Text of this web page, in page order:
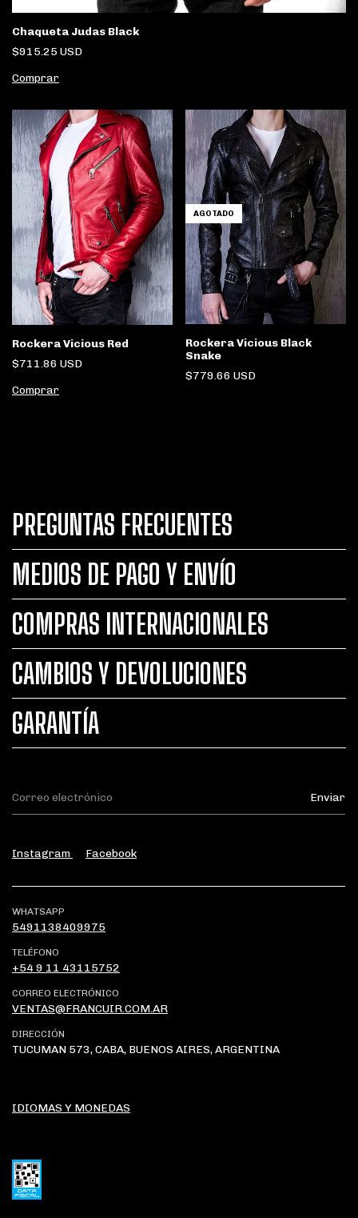
Chaqueta Judas Black
$915.25 USD
Comprar
Rockera Vicious Red
$711.86 USD
Comprar
AGOTADO
Rockera Vicious Black
Snake
$779.66 USD
PREGUNTAS FRECUENTES
MEDIOS DE PAGO Y ENVÍO
COMPRAS INTERNACIONALES
CAMBIOS Y DEVOLUCIONES
GARANTÍA
Instagram Facebook
WHATSAPP
5491138409975
TELÉFONO
+54 9 11 43115752
CORREO ELECTRÓNICO
VENTAS@FRANCUIR.COM.AR
DIRECCIÓN
TUCUMAN 573, CABA, BUENOS AIRES, ARGENTINA
IDIOMAS Y MONEDAS